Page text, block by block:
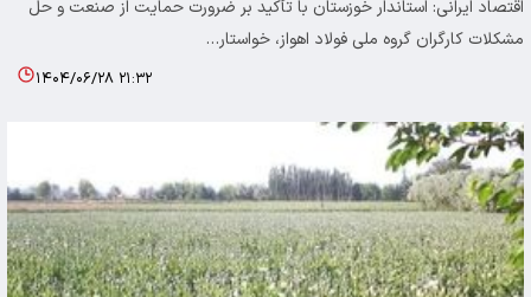
اقتصاد ایرانی: استاندار خوزستان با تأکید بر ضرورت حمایت از صنعت و حل
مشکلات کارگران گروه ملی فولاد اهواز، خواستار…
۱۴۰۴/۰۶/۲۸ ۲۱:۳۲